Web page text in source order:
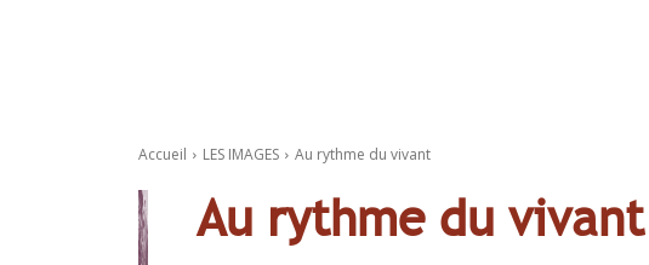
Accueil LES IMAGES Au rythme du vivant
Au rythme du vivant